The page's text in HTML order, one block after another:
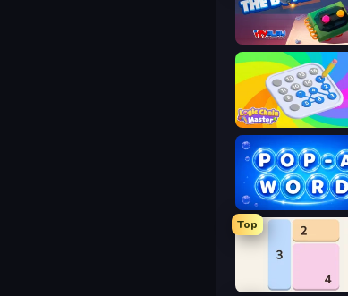
Defuse the Bomb 3D
Logic Chain Master
Pop-a-Word
Top
Shikaku Puzzle